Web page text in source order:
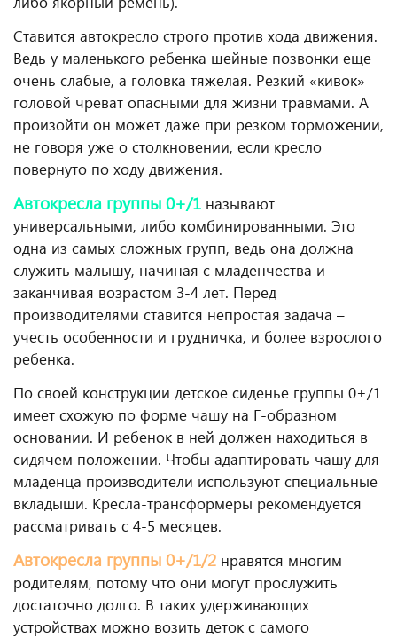
Ставится автокресло строго против хода движения.
Ведь у маленького ребенка шейные позвонки еще
очень слабые, а головка тяжелая. Резкий «кивок»
головой чреват опасными для жизни травмами. А
произойти он может даже при резком торможении,
не говоря уже о столкновении, если кресло
повернуто по ходу движения.
Автокресла группы 0+/1 называют
универсальными, либо комбинированными. Это
одна из самых сложных групп, ведь она должна
служить малышу, начиная с младенчества и
заканчивая возрастом 3-4 лет. Перед
производителями ставится непростая задача –
учесть особенности и грудничка, и более взрослого
ребенка.
По своей конструкции детское сиденье группы 0+/1
имеет схожую по форме чашу на Г-образном
основании. И ребенок в ней должен находиться в
сидячем положении. Чтобы адаптировать чашу для
младенца производители используют специальные
вкладыши. Кресла-трансформеры рекомендуется
рассматривать с 4-5 месяцев.
Автокресла группы 0+/1/2 нравятся многим
родителям, потому что они могут прослужить
достаточно долго. В таких удерживающих
устройствах можно возить деток с самого